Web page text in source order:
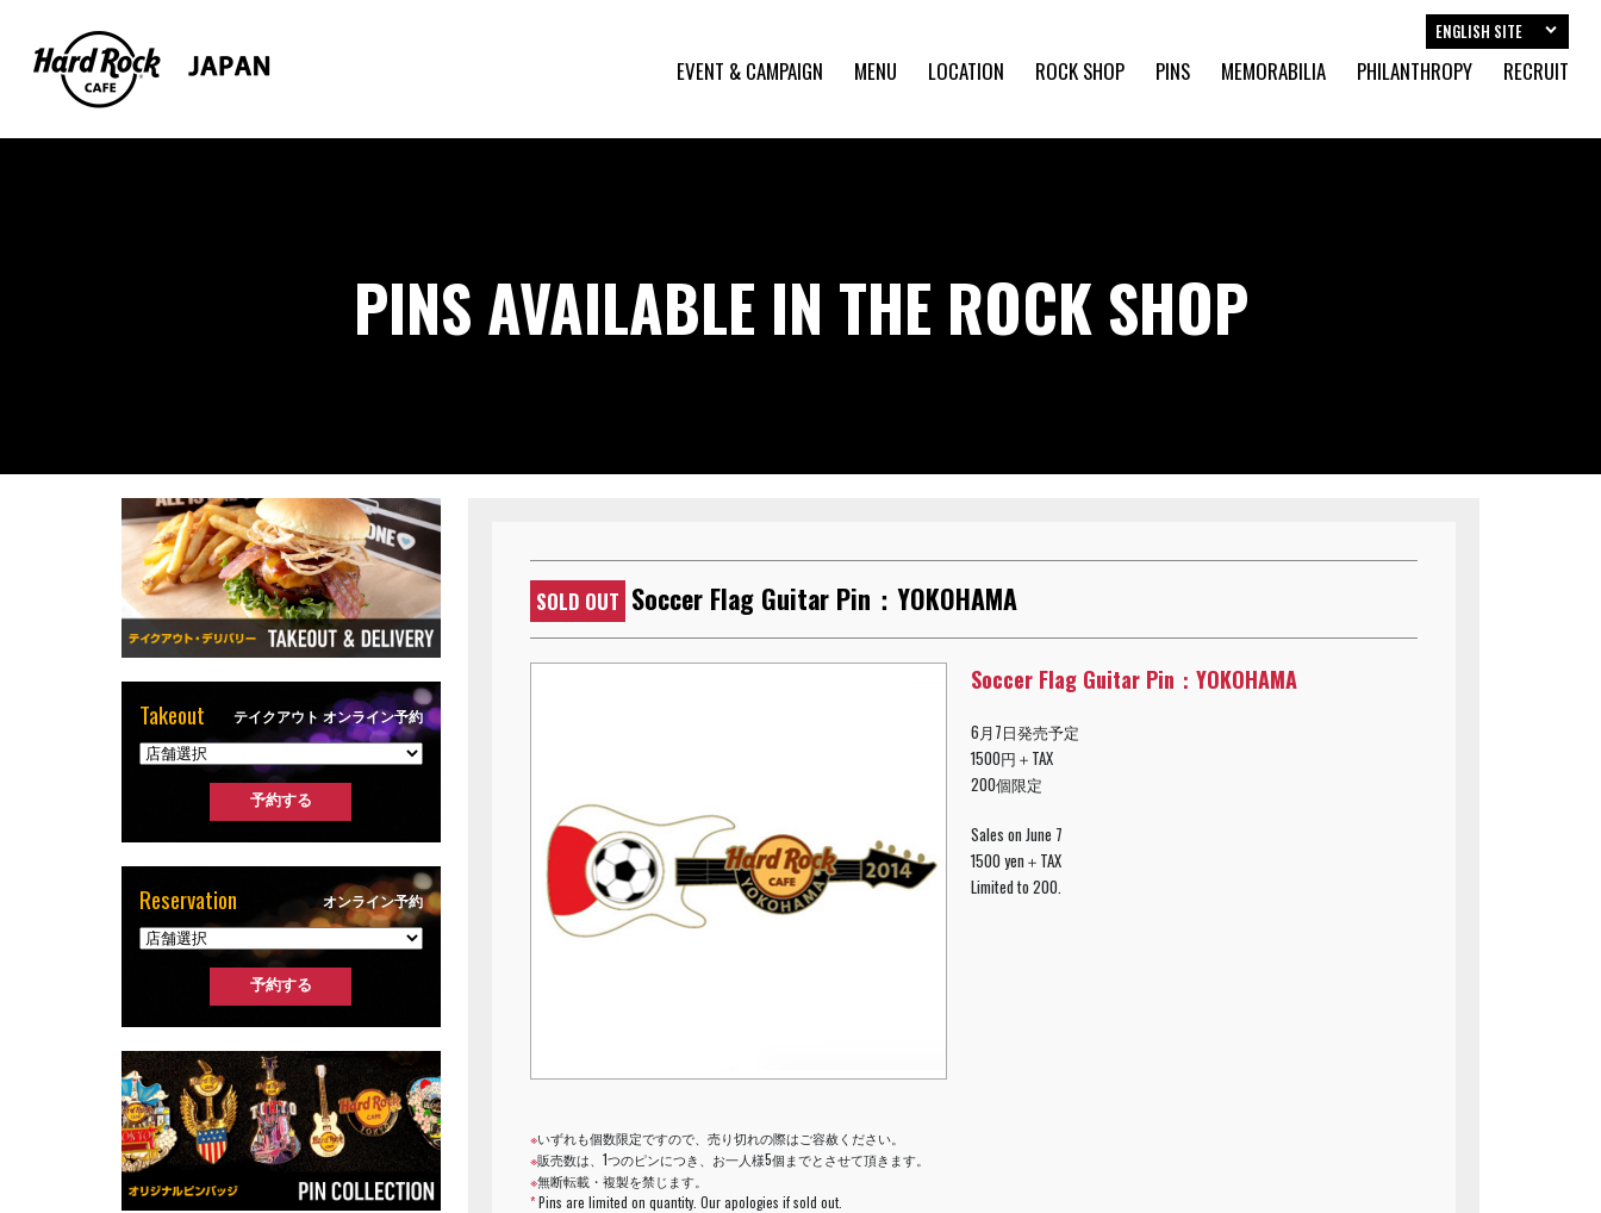
EVENT & CAMPAIGN MENU LOCATION ROCK SHOP PINS MEMORABILIA PHILANTHROPY RECRUIT
ENGLISH SITE
PINS AVAILABLE IN THE ROCK SHOP
SOLD OUT Soccer Flag Guitar Pin：YOKOHAMA
Soccer Flag Guitar Pin：YOKOHAMA
6月7日発売予定
1500円＋TAX
200個限定
Sales on June 7
1500 yen＋TAX
Limited to 200.
※いずれも個数限定ですので、売り切れの際はご容赦ください。
※販売数は、1つのピンにつき、お一人様5個までとさせて頂きます。
※無断転載・複製を禁じます。
*Pins are limited on quantity. Our apologies if sold out.
Takeout テイクアウト オンライン予約
Reservation オンライン予約